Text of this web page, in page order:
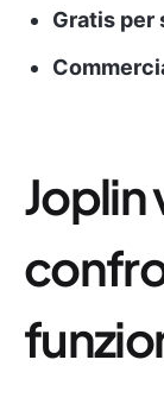
Gratis per
Joplin